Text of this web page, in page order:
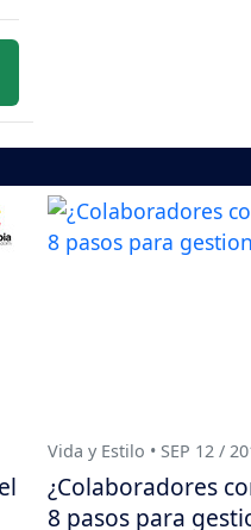
Vida y Estilo • SEP 12 /
¿Colaboradores
8 pasos para